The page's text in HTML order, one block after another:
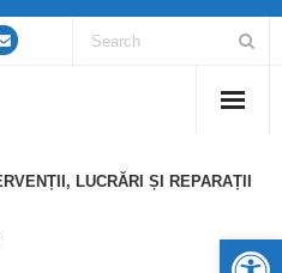
LUCRĂRI ȘI REPARAȚII